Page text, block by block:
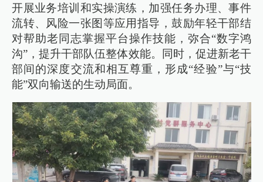
开展业务培训和实操演练，加强任务办理、事件
流转、风险一张图等应用指导，鼓励年轻干部结
对帮助老同志掌握平台操作技能，弥合“数字鸿
沟”，提升干部队伍整体效能。同时，促进新老干
部间的深度交流和相互尊重，形成“经验”与“技
能”双向输送的生动局面。